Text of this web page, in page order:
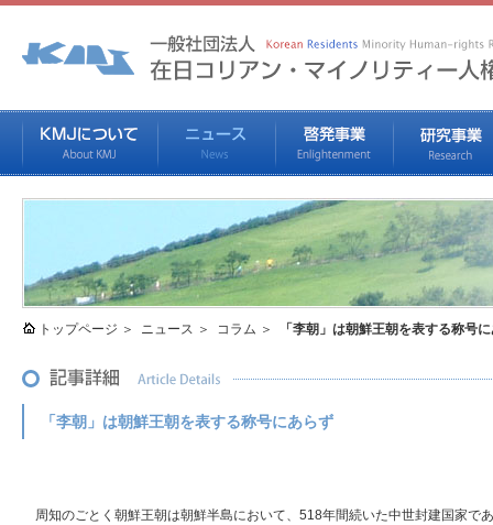
トップページ ニュース コラム 「李朝」は朝鮮王朝を表する称号
「李朝」は朝鮮王朝を表する称号にあらず
周知のごとく朝鮮王朝は朝鮮半島において、518年間続いた中世封建国家で